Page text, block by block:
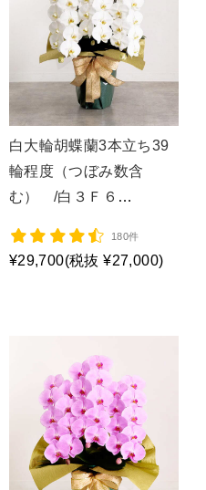
白大輪胡蝶蘭3本立ち39
輪程度（つぼみ数含
む） /白３Ｆ６
180件
¥29,700(税抜 ¥27,000)